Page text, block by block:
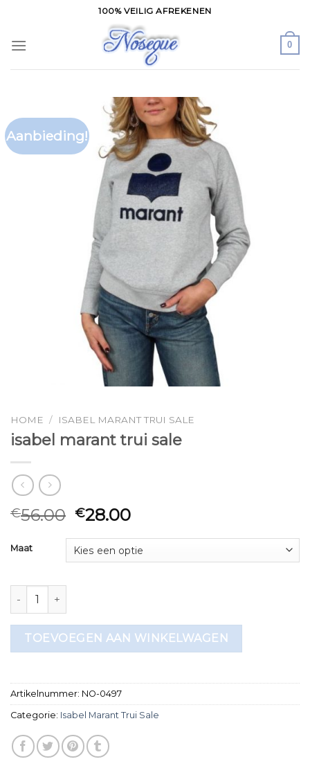
content
100% VEILIG AFREKENEN
0
Aanbieding!
HOME / ISABEL MARANT TRUI SALE
isabel marant trui sale
€56.00 €28.00
Maat
isabel marant trui sale aantal
TOEVOEGEN AAN WINKELWAGEN
Artikelnummer: NO-0497
Categorie: Isabel Marant Trui Sale